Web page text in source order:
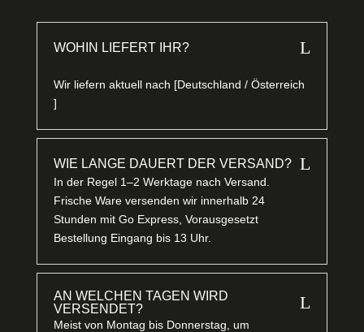
WOHIN LIEFERT IHR? L
Wir liefern aktuell nach [Deutschland / Österreich
]
WIE LANGE DAUERT DER VERSAND? L
In der Regel 1–2 Werktage nach Versand.
Frische Ware versenden wir innerhalb 24
Stunden mit Go Express, Vorausgesetzt
Bestellung Eingang bis 13 Uhr.
AN WELCHEN TAGEN WIRD
VERSENDET?
L
Meist von Montag bis Donnerstag, um